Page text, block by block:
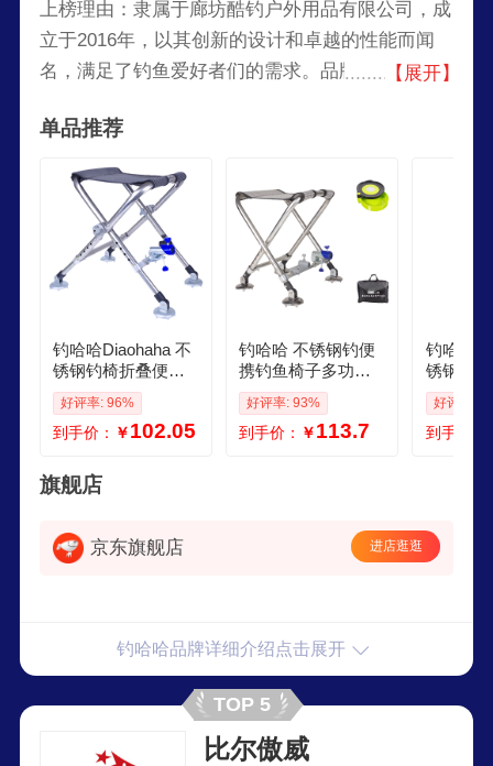
上榜理由：隶属于廊坊酷钓户外用品有限公司，成
立于2016年，以其创新的设计和卓越的性能而闻
名，满足了钓鱼爱好者们的需求。品牌致力于为钓
到更好的钓鱼体验。旗下产品有钓椅钓箱、拉饵
盘、钓鱼桶、户外钓鱼配件等产品。
【展开】
单品推荐
钓哈哈Diaohaha 不
锈钢钓椅折叠便携
多功能可升降调节
钓鱼椅台钓椅钓鱼
马扎凳子 套餐九升
好评率: 96%
到手价： ￥102.05
钓哈哈 不锈钢钓便
携钓鱼椅子多功能
可折叠钓椅台钓轻
便钓鱼凳钓鱼用品
套餐十一
好评率: 93%
到手价： ￥113.7
钓哈哈
锈钢桥
钓鱼椅
椅便携
钓鱼凳
好评率:
到手价：
旗舰店
京东旗舰店 进店逛逛
钓哈哈品牌详细介绍点击展开
TOP 5
比尔傲威